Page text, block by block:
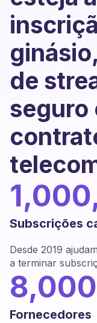
de
seguro
Subscrições
Desde 2019
a terminar
Fornecedores